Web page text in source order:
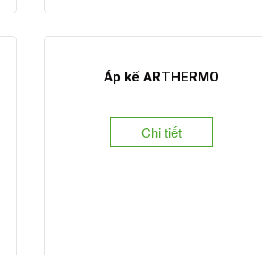
Áp kế ARTHERMO
Chi tiết